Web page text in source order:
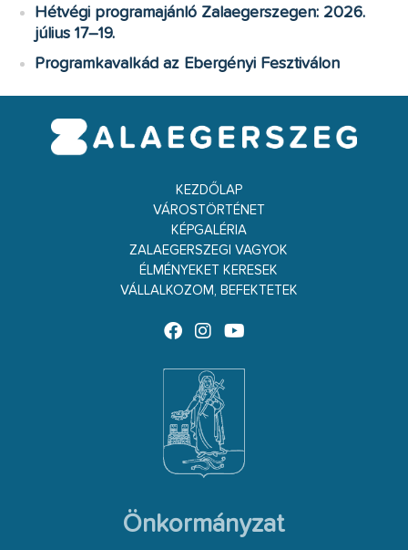
Hétvégi programajánló Zalaegerszegen: 2026.
július 17–19.
Programkavalkád az Ebergényi Fesztiválon
KEZDŐLAP
VÁROSTÖRTÉNET
KÉPGALÉRIA
ZALAEGERSZEGI VAGYOK
ÉLMÉNYEKET KERESEK
VÁLLALKOZOM, BEFEKTETEK
Önkormányzat